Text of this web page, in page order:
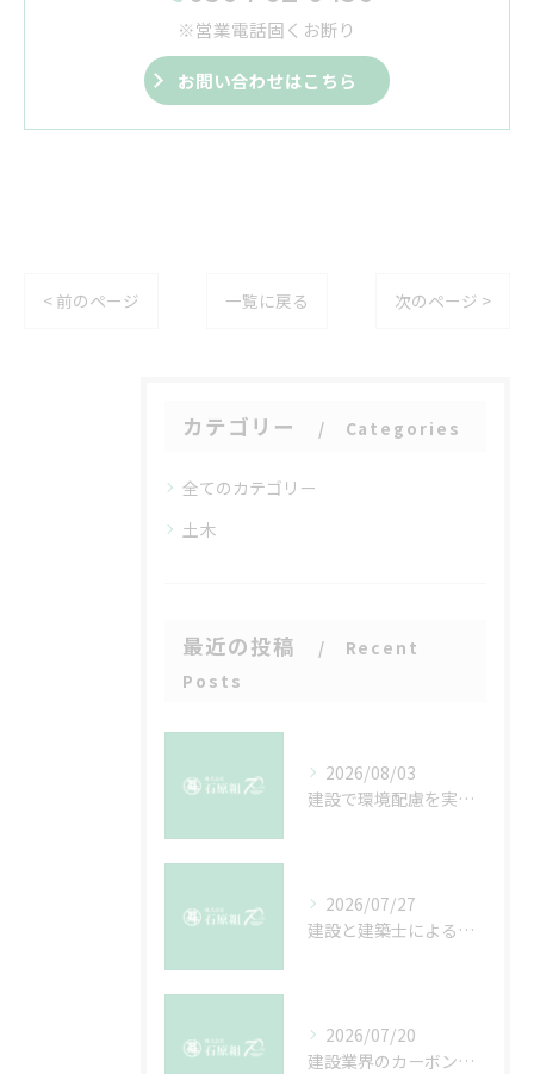
※営業電話固くお断り
お問い合わせはこちら
< 前のページ 一覧に戻る 次のページ >
カテゴリー Categories
全てのカテゴリー
土木
最近の投稿
Recent
Posts
2026/08/03
建設で環境配慮を実現する原則と実例を基礎知識から徹底解説
2026/07/27
建設と建築士による愛知県額田郡幸田町みよし市での理想の家づくりガイド
2026/07/20
建設業界のカーボンフットプリント削減に向けた最新手法とCO2排出量の見える化戦略